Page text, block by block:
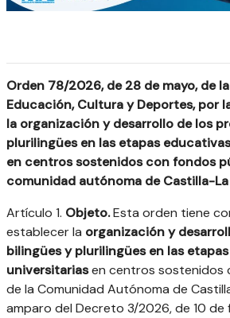
Orden 78/2026, de 28 de mayo, de
Educación, Cultura y Deportes, por
la organización y desarrollo de los
plurilingües en las etapas
en centros sostenidos con fondos
comunidad autónoma de Castilla-
Artículo 1. Objeto.Esta orden tiene
establecer la organización y
bilingües y plurilingües en las
universitariasen centros sostenidos
de la Comunidad Autónoma de
amparo del Decreto 3/2026, de 10 de